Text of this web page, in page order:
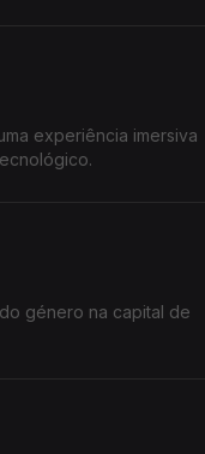
experiência imersiva
género na capital de